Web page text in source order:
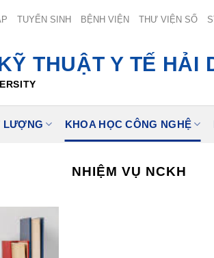
TUYỂN SINH BỆNH VIỆN THƯ VIỆN SỐ
THUẬT Y TẾ HẢI
LƯỢNG KHOA HỌC CÔNG NGHỆ
NHIỆM VỤ NCKH